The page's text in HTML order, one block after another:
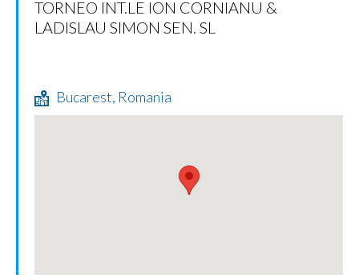
TORNEO INT.LE ION CORNIANU &
LADISLAU SIMON SEN. SL
Bucarest, Romania